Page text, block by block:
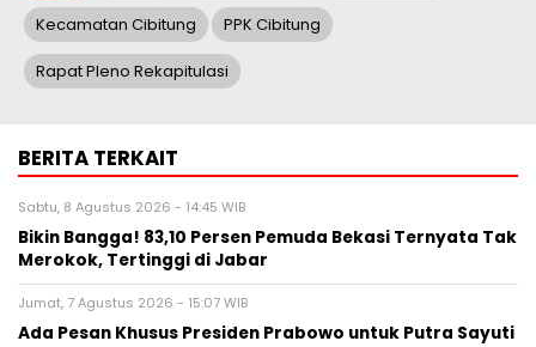
Kecamatan Cibitung PPK Cibitung
Rapat Pleno Rekapitulasi
BERITA TERKAIT
Sabtu, 8 Agustus 2026 - 14:45 WIB
Bikin Bangga! 83,10 Persen Pemuda Bekasi Ternyata Tak
Merokok, Tertinggi di Jabar
Jumat, 7 Agustus 2026 - 15:07 WIB
Ada Pesan Khusus Presiden Prabowo untuk Putra Sayuti